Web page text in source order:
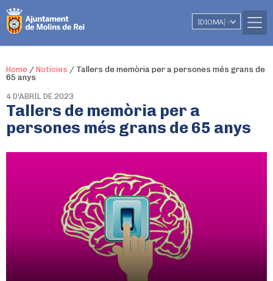
IDIOMA ▼
Home / Notícies / Tallers de memòria per a persones més grans de
65 anys
4 D'ABRIL DE 2023
Tallers de memòria per a
persones més grans de 65 anys